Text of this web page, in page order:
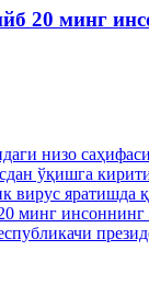
20 минг
низо
ўқишга
вирус яратишда
минг инсоннинг